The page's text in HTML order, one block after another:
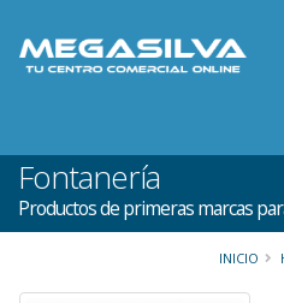
Fontanería
Productos de primeras marcas
INICIO